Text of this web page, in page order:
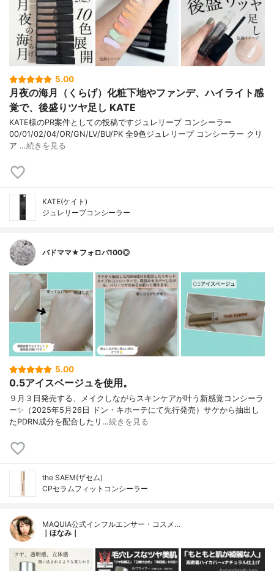
5.00
月夜の海月（くらげ）化粧下地やファンデ、ハイライト感
覚で、後盛りツヤ足し KATE
KATE様のPR案件としての投稿ですジュレリープ コンシーラー
00/01/02/04/OR/GN/LV/BU/PK 全9色ジュレリープ コンシーラー クリ
ア …続きを見る
KATE(ケイト)
ジュレリープコンシーラー
バドママ★フォロバ100◎
5.00
0.5アイスベージュを使用。
９月３日発売する、メイクしながらスキンケアが叶う新感覚コンシーラ
ー✨（2025年5月26日 ドン・キホーテにて先行発売）サケから抽出し
たPDRN成分を配合したリ…続きを見る
the SAEM(ザセム)
CPセラムフィットコンシーラー
MAQUIA公式インフルエンサー・コスメ…
｜ほなみ｜